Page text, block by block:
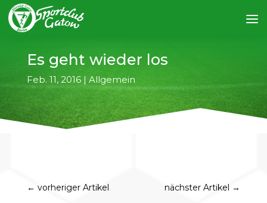
Es geht wieder los
Feb. 11, 2016| Allgemein
← vorheriger Artikel nächster Artikel →